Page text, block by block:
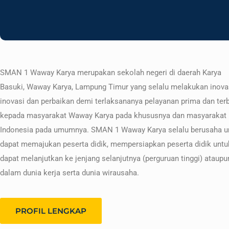
SMAN 1 Waway Karya merupakan sekolah negeri di daerah Karya
Basuki, Waway Karya, Lampung Timur yang selalu melakukan
inovasi dan perbaikan demi terlaksananya pelayanan prima dan
kepada masyarakat Waway Karya pada khususnya dan masyarakat
Indonesia pada umumnya. SMAN 1 Waway Karya selalu berusaha
dapat memajukan peserta didik, mempersiapkan peserta didik
dapat melanjutkan ke jenjang selanjutnya (perguruan tinggi)
dalam dunia kerja serta dunia wirausaha.
PROFIL LENGKAP